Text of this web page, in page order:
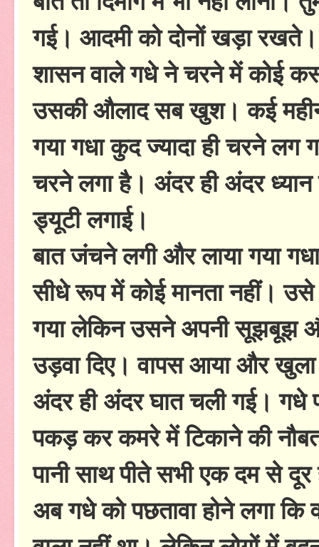
गई। आदमी को दोनों खड़ा रखते।
शासन वाले गधे ने चरने में कोई
उसकी औलाद सब खुश। कई
गया गधा कुद ज्यादा ही चरने लग
चरने लगा है। अंदर ही अंदर
ड्यूटी लगाई।
बात जंचने लगी और लाया गया
सीधे रूप में कोई मानता नहीं। उसे
गया लेकिन उसने अपनी सूझबूझ
उड़वा दिए। वापस आया और
अंदर ही अंदर घात चली गई। गधे
पकड़ कर कमरे में टिकाने की
पानी साथ पीते सभी एक दम से दूर
अब गधे को पछतावा होने लगा कि